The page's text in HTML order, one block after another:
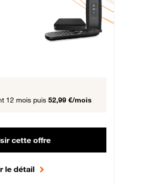
12 mois puis 57,99 € par mois,
12 mois puis 52,99 €/mois
cette offre
le détail